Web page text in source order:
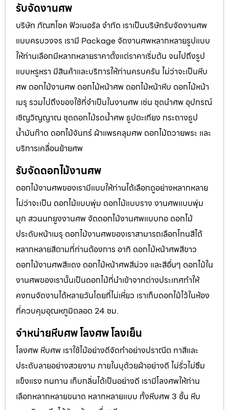
รับจัดงานศพ
บริษัท ภัณฑโชค ฟิวเนอรัล จำกัด เราเป็นบริษัทรับจัดงานศพ
แบบครบวงจร เรามี Package จัดงานศพหลากหลายรูปแบบ
ให้ท่านเลือกมีหลากหลายราคาตั้งแต่ราคาเริ่มต้น จนไปถึงรูป
แบบหรูหรา มีสินค้าและบริการให้ท่านครบครัน ไม่ว่าจะเป็นหีบ
ศพ ดอกไม้งานศพ ดอกไม้หน้าศพ ดอกไม้หน้าหีบ ดอกไม้หน้า
เมรุ รวมไปถึงของใช้ที่จำเป็นในงานศพ เช่น ชุดนำศพ อุปกรณ์
เชิญวิญญาณ ชุดดอกไม้รดน้ำศพ ธูปตะเกียง กระถางธูป
น้ำมันก๊าด ดอกไม้จันทร์ ผ้าแพรคลุมศพ ดอกไม้ถวายพระ และ
บริการเคลื่อนย้ายศพ
รับจัดดอกไม้งานศพ
ดอกไม้งานศพของเรามีแบบให้ท่านได้เลือกดูอย่างหลากหลาย
ไม่ว่าจะเป็น ดอกไม้แบบพุ่ม ดอกไม้แบบราง งานศพแบบพุ่ม
มุก สวนนกยูงงานศพ จัดดอกไม้งานศพแบบกอ ดอกไม้
ประดับหน้าเมรุ ดอกไม้งานศพของเราสามารถเลือกโทนสีได้
หลากหลายสีตามที่ท่านต้องการ อาทิ ดอกไม้หน้าศพสีขาว
ดอกไม้งานศพสีแดง ดอกไม้หน้าศพสีม่วง และสีอื่นๆ ดอกไม้ใน
งานศพของเรานั้นเป็นดอกไม้ที่นำเข้าจากต่างประเทศทำให้
คงทนจัดงานได้หลายวันโดยที่ไม่เหี่ยว เราเก็บดอกไม้ไว้ในห้อง
ที่ควบคุมอุณหภูมิตลอด 24 ชม.
จำหน่ายหีบศพ โลงศพ โลงเย็น
โลงศพ หีบศพ เราใช้ไม้อย่างดีจัดทำอย่างปราณีต ทาสีและ
ประดับลายอย่างสวยงาม ภายในบุด้วยผ้าอย่างดี ไม่รั่วไม่ซึม
แข็งแรง ทนทาน เก็บกลิ่นได้เป็นอย่างดี เรามีโลงศพให้ท่าน
เลือกหลากหลายขนาด หลากหลายแบบ ทั้งหีบศพ 3 ชั้น หีบ